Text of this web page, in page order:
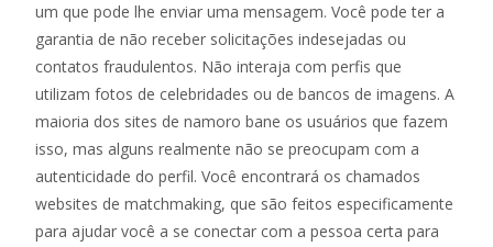
um que pode lhe enviar uma mensagem. Você pode ter a
garantia de não receber solicitações indesejadas ou
contatos fraudulentos. Não interaja com perfis que
utilizam fotos de celebridades ou de bancos de imagens. A
maioria dos sites de namoro bane os usuários que fazem
isso, mas alguns realmente não se preocupam com a
autenticidade do perfil. ​​​​​​​Você encontrará os chamados
websites de matchmaking, que são feitos especificamente
para ajudar você a se conectar com a pessoa certa para